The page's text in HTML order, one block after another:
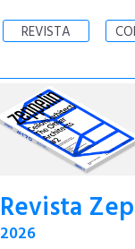
REVISTA
Revista
2026